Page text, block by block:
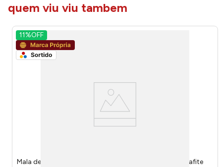
quem viu viu tambem
11%OFF
Mala de Bordo Adriatica 20" 100% Algodão Oxford Grafite